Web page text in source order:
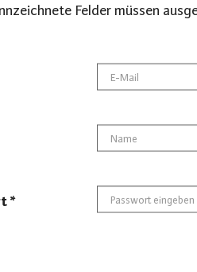
Felder müssen
*